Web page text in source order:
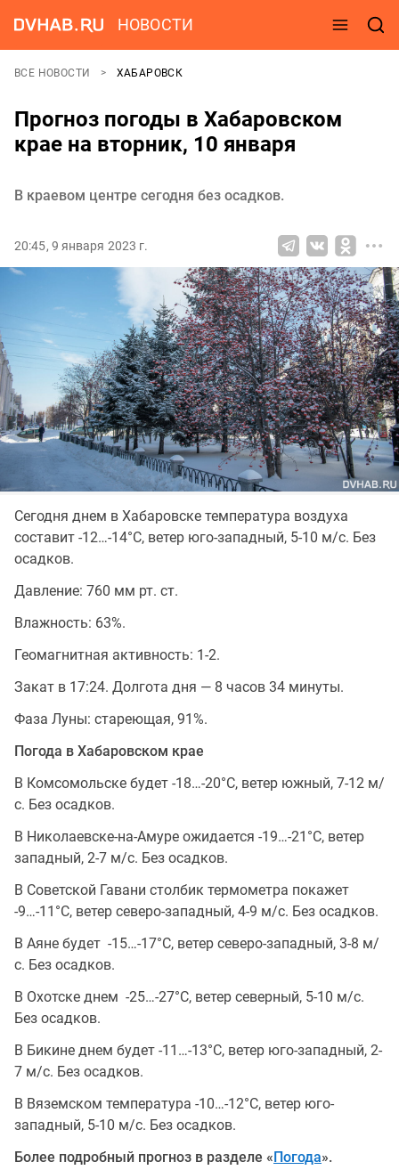
НОВОСТИ
ВСЕ НОВОСТИ ХАБАРОВСК
Прогноз погоды в Хабаровском
крае на вторник, 10 января
В краевом центре сегодня без осадков.
20:45, 9 января 2023 г.
Сегодня днем в Хабаровске температура воздуха
составит -12…-14°C, ветер юго-западный, 5-10 м/с. Без
осадков.
Давление: 760 мм рт. ст.
Влажность: 63%.
Геомагнитная активность: 1-2.
Закат в 17:24. Долгота дня — 8 часов 34 минуты.
Фаза Луны: стареющая, 91%.
Погода в Хабаровском крае
В Комсомольске будет -18…-20°C, ветер южный, 7-12 м/
с. Без осадков.
В Николаевске-на-Амуре ожидается -19…-21°C, ветер
западный, 2-7 м/с. Без осадков.
В Советской Гавани столбик термометра покажет
-9…-11°C, ветер северо-западный, 4-9 м/с. Без осадков.
В Аяне будет -15…-17°C, ветер северо-западный, 3-8 м/
с. Без осадков.
В Охотске днем -25…-27°C, ветер северный, 5-10 м/с.
Без осадков.
В Бикине днем будет -11…-13°C, ветер юго-западный, 2-
7 м/с. Без осадков.
В Вяземском температура -10…-12°C, ветер юго-
западный, 5-10 м/с. Без осадков.
Более подробный прогноз в разделе «Погода».